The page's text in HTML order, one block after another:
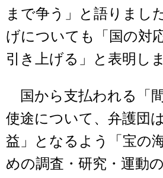
まで争う」と語りまし
げについても「国の対
引き上げる」と表明し
国から支払われる「
使途について、弁護団
益」となるよう「宝の
めの調査・研究・運動